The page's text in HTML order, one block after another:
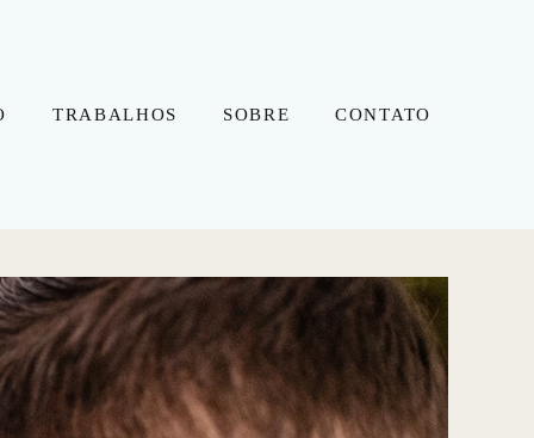
TRABALHOS SOBRE CONTATO